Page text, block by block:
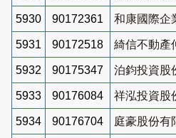
5930 90172361 和康國際企
5931 90172518 綺信不動產
5932 90175347 泊鈞投資股
5933 90176084 祥泓投資股
5934 90176704 庭豪股份有